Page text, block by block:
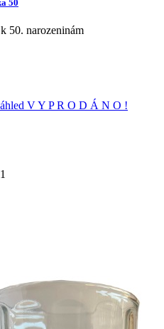
50
50. narozeninám
V Y P R O D Á N O !